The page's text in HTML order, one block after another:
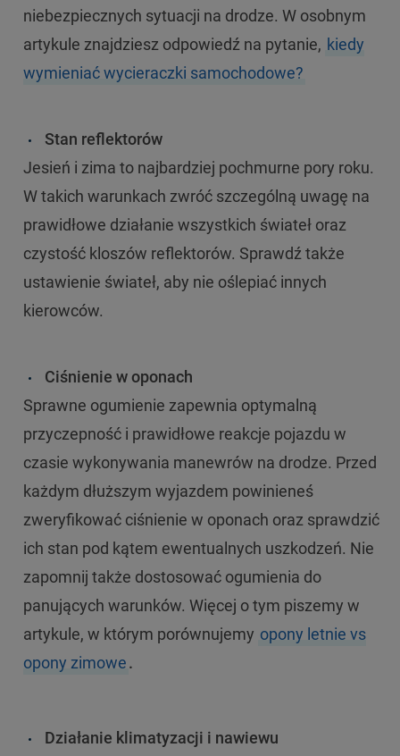
niebezpiecznych sytuacji na drodze. W osobnym
artykule znajdziesz odpowiedź na pytanie, kiedy
wymieniać wycieraczki samochodowe?
Stan reflektorów
Jesień i zima to najbardziej pochmurne pory roku.
W takich warunkach zwróć szczególną uwagę na
prawidłowe działanie wszystkich świateł oraz
czystość kloszów reflektorów. Sprawdź także
ustawienie świateł, aby nie oślepiać innych
kierowców.
Ciśnienie w oponach
Sprawne ogumienie zapewnia optymalną
przyczepność i prawidłowe reakcje pojazdu w
czasie wykonywania manewrów na drodze. Przed
każdym dłuższym wyjazdem powinieneś
zweryfikować ciśnienie w oponach oraz sprawdzić
ich stan pod kątem ewentualnych uszkodzeń. Nie
zapomnij także dostosować ogumienia do
panujących warunków. Więcej o tym piszemy w
artykule, w którym porównujemy opony letnie vs
opony zimowe.
Działanie klimatyzacji i nawiewu